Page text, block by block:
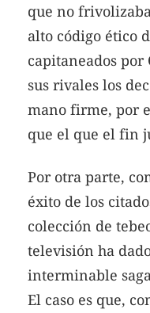
que no
alto código ético
capitaneados
sus rivales los
mano firme, por
que el que el fin
Por otra parte,
éxito de los
colección de
televisión ha
interminable
El caso es que,